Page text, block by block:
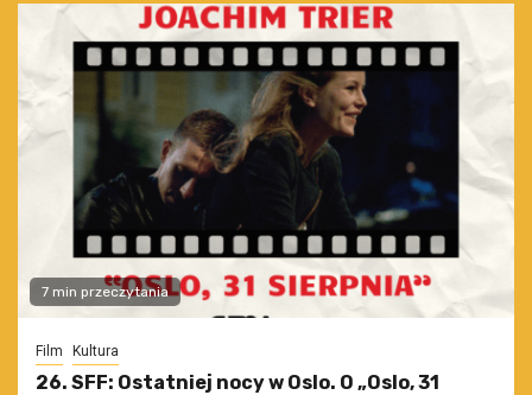
7 min przeczytania
Film Kultura
26. SFF: Ostatniej nocy w Oslo. O „Oslo, 31